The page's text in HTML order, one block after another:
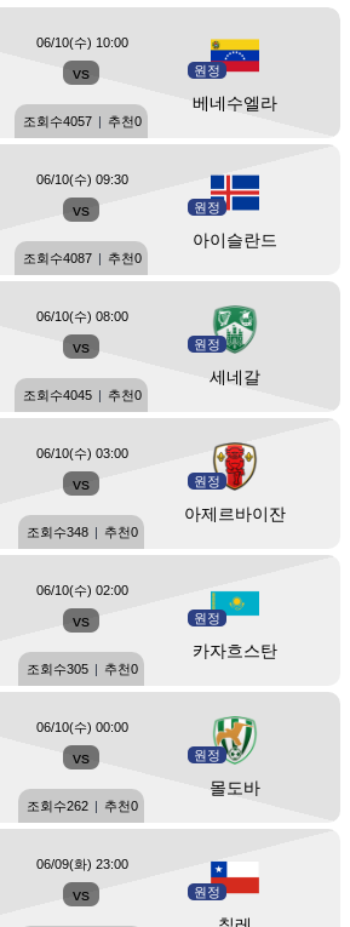
vs 원정
베네수엘라
06/10(수) 10:00
조회수4057 | 추천0
vs 원정
아이슬란드
06/10(수) 09:30
조회수4087 | 추천0
vs 원정
세네갈
06/10(수) 08:00
조회수4045 | 추천0
vs 원정
아제르바이잔
06/10(수) 03:00
조회수348 | 추천0
vs 원정
카자흐스탄
06/10(수) 02:00
조회수305 | 추천0
vs 원정
몰도바
06/10(수) 00:00
조회수262 | 추천0
vs 원정
06/09(화) 23:00